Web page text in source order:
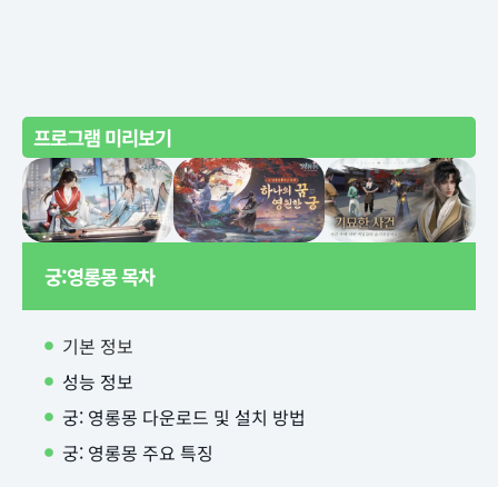
프로그램 미리보기
궁:영롱몽 목차
기본 정보
성능 정보
궁: 영롱몽 다운로드 및 설치 방법
궁: 영롱몽 주요 특징